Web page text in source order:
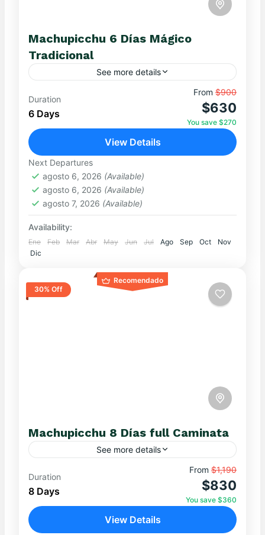
Machupicchu 6 Días Mágico
Tradicional
See more details
Disfruta 6 días inolvidables explorando paisajes
únicos, sitios arqueológicos y culturas vivas.
Cada jornada está diseñada para que vivas
experiencias auténticas, combinando aventura,
MACHUPICCHU,Ollantaytambo
Easy
Duration
6 Days
From $900
$630
You save $270
View Details
Next Departures
agosto 6, 2026 (Available)
agosto 6, 2026 (Available)
agosto 7, 2026 (Available)
Availability:
Ene Feb Mar Abr May Jun Jul Ago Sep Oct
Nov
Dic
Recomendado
30% Off
Machupicchu 8 Días full Caminata
See more details
Para los que aman caminar, 8 Días Inolvidables
por Cusco y Machu Picchu: Vive la Tradición
del Perú Ancestral Highlights imperdibles:
Explora la maravilla...
MACHUPICCHU,Ollantaytambo
Duration
8 Days
From $1,190
$830
You save $360
View Details